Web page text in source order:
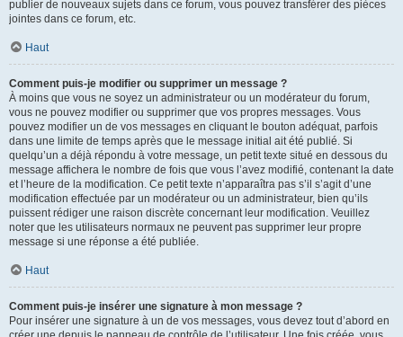
publier de nouveaux sujets dans ce forum, vous pouvez transférer des pièces
jointes dans ce forum, etc.
Haut
Comment puis-je modifier ou supprimer un message ?
À moins que vous ne soyez un administrateur ou un modérateur du forum,
vous ne pouvez modifier ou supprimer que vos propres messages. Vous
pouvez modifier un de vos messages en cliquant le bouton adéquat, parfois
dans une limite de temps après que le message initial ait été publié. Si
quelqu’un a déjà répondu à votre message, un petit texte situé en dessous du
message affichera le nombre de fois que vous l’avez modifié, contenant la date
et l’heure de la modification. Ce petit texte n’apparaîtra pas s’il s’agit d’une
modification effectuée par un modérateur ou un administrateur, bien qu’ils
puissent rédiger une raison discrète concernant leur modification. Veuillez
noter que les utilisateurs normaux ne peuvent pas supprimer leur propre
message si une réponse a été publiée.
Haut
Comment puis-je insérer une signature à mon message ?
Pour insérer une signature à un de vos messages, vous devez tout d’abord en